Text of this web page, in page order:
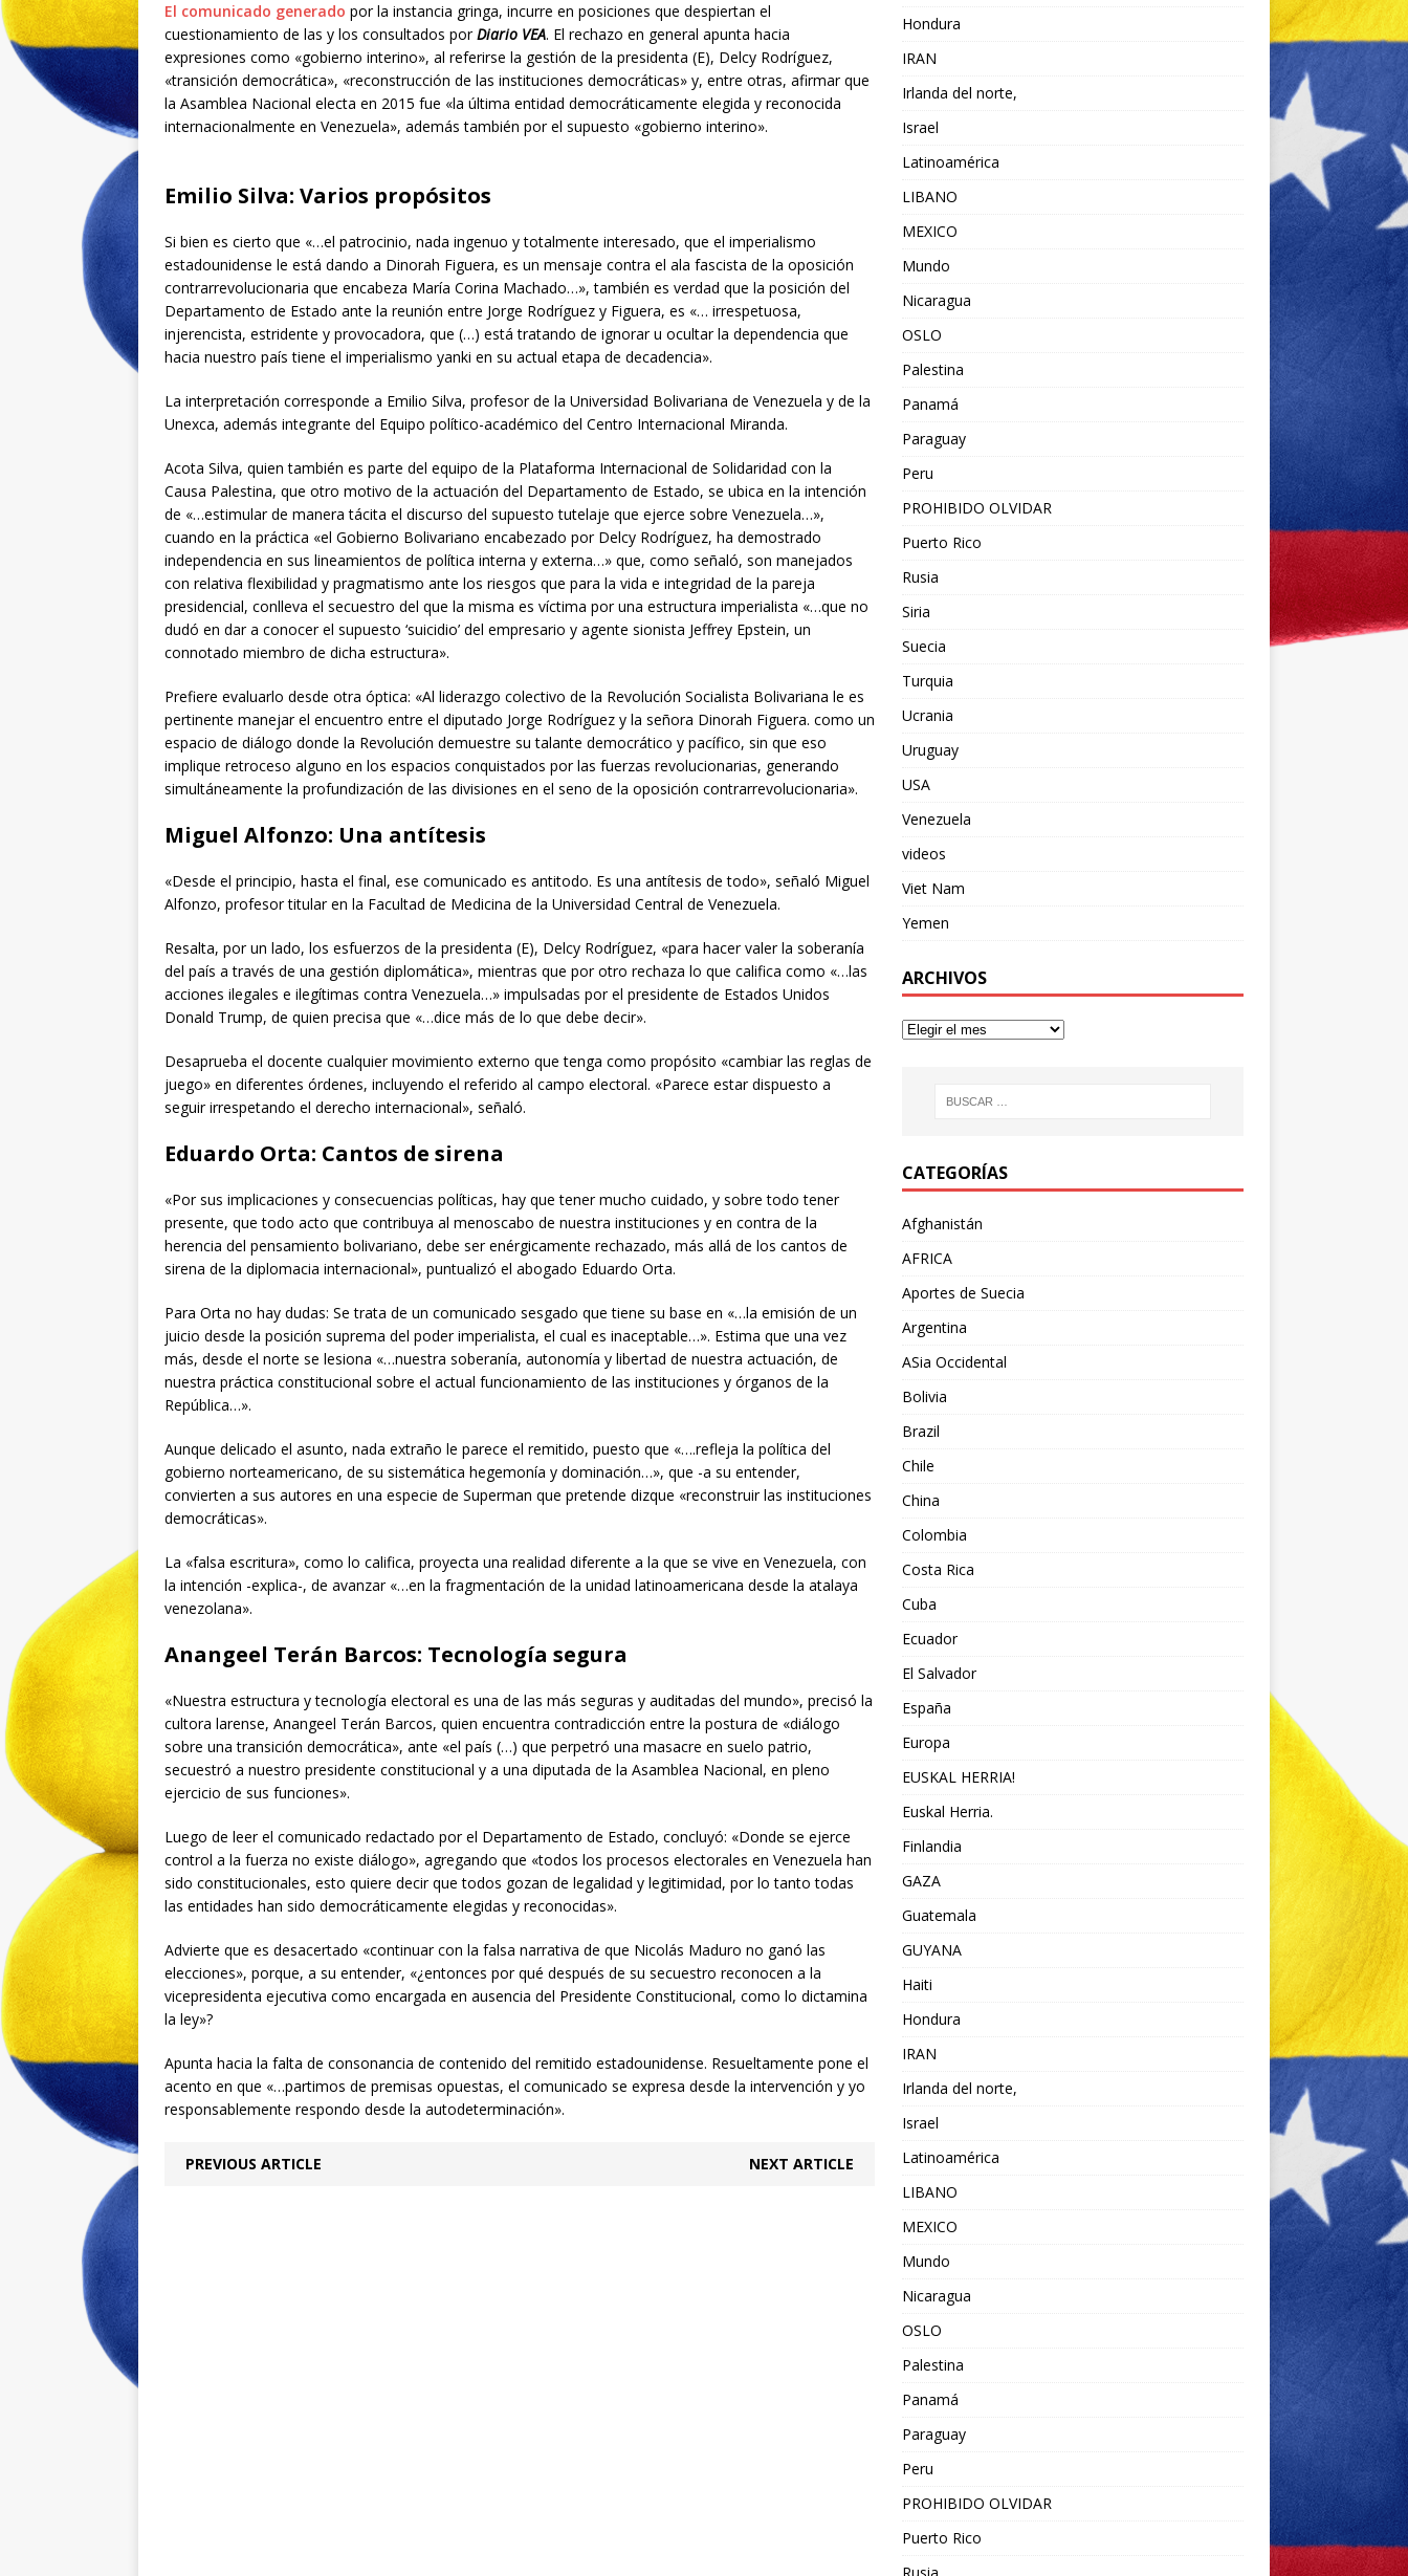
El comunicado generado por la instancia gringa, incurre en posiciones que despiertan el
cuestionamiento de las y los consultados porDiario VEA. El rechazo en general apunta hacia
expresiones como «gobierno interino», al referirse la gestión de la presidenta (E), Delcy Rodríguez,
«transición democrática», «reconstrucción de las instituciones democráticas» y, entre otras, afirmar que
la Asamblea Nacional electa en 2015 fue «la última entidad democráticamente elegida y reconocida
internacionalmente en Venezuela», además también por el supuesto «gobierno interino».
Emilio Silva: Varios propósitos
Si bien es cierto que «…el patrocinio, nada ingenuo y totalmente interesado, que el imperialismo
estadounidense le está dando a Dinorah Figuera, es un mensaje contra el ala fascista de la oposición
contrarrevolucionaria que encabeza María Corina Machado…», también es verdad que la posición del
Departamento de Estado ante la reunión entre Jorge Rodríguez y Figuera, es «… irrespetuosa,
injerencista, estridente y provocadora, que (…) está tratando de ignorar u ocultar la dependencia que
hacia nuestro país tiene el imperialismo yanki en su actual etapa de decadencia».
La interpretación corresponde a Emilio Silva, profesor de la Universidad Bolivariana de Venezuela y de la
Unexca, además integrante del Equipo político-académico del Centro Internacional Miranda.
Acota Silva, quien también es parte del equipo de la Plataforma Internacional de Solidaridad con la
Causa Palestina, que otro motivo de la actuación del Departamento de Estado, se ubica en la intención
de «…estimular de manera tácita el discurso del supuesto tutelaje que ejerce sobre Venezuela…»,
cuando en la práctica «el Gobierno Bolivariano encabezado por Delcy Rodríguez, ha demostrado
independencia en sus lineamientos de política interna y externa…» que, como señaló, son manejados
con relativa flexibilidad y pragmatismo ante los riesgos que para la vida e integridad de la pareja
presidencial, conlleva el secuestro del que la misma es víctima por una estructura imperialista «…que no
dudó en dar a conocer el supuesto ‘suicidio’ del empresario y agente sionista Jeffrey Epstein, un
connotado miembro de dicha estructura».
Prefiere evaluarlo desde otra óptica: «Al liderazgo colectivo de la Revolución Socialista Bolivariana le es
pertinente manejar el encuentro entre el diputado Jorge Rodríguez y la señora Dinorah Figuera. como un
espacio de diálogo donde la Revolución demuestre su talante democrático y pacífico, sin que eso
implique retroceso alguno en los espacios conquistados por las fuerzas revolucionarias, generando
simultáneamente la profundización de las divisiones en el seno de la oposición contrarrevolucionaria».
Miguel Alfonzo: Una antítesis
«Desde el principio, hasta el final, ese comunicado es antitodo. Es una antítesis de todo», señaló Miguel
Alfonzo, profesor titular en la Facultad de Medicina de la Universidad Central de Venezuela.
Resalta, por un lado, los esfuerzos de la presidenta (E), Delcy Rodríguez, «para hacer valer la soberanía
del país a través de una gestión diplomática», mientras que por otro rechaza lo que califica como «…las
acciones ilegales e ilegítimas contra Venezuela…» impulsadas por el presidente de Estados Unidos
Donald Trump, de quien precisa que «…dice más de lo que debe decir».
Desaprueba el docente cualquier movimiento externo que tenga como propósito «cambiar las reglas de
juego» en diferentes órdenes, incluyendo el referido al campo electoral. «Parece estar dispuesto a
seguir irrespetando el derecho internacional», señaló.
Eduardo Orta: Cantos de sirena
«Por sus implicaciones y consecuencias políticas, hay que tener mucho cuidado, y sobre todo tener
presente, que todo acto que contribuya al menoscabo de nuestra instituciones y en contra de la
herencia del pensamiento bolivariano, debe ser enérgicamente rechazado, más allá de los cantos de
sirena de la diplomacia internacional», puntualizó el abogado Eduardo Orta.
Para Orta no hay dudas: Se trata de un comunicado sesgado que tiene su base en «…la emisión de un
juicio desde la posición suprema del poder imperialista, el cual es inaceptable…». Estima que una vez
más, desde el norte se lesiona «…nuestra soberanía, autonomía y libertad de nuestra actuación, de
nuestra práctica constitucional sobre el actual funcionamiento de las instituciones y órganos de la
República…».
Aunque delicado el asunto, nada extraño le parece el remitido, puesto que «….refleja la política del
gobierno norteamericano, de su sistemática hegemonía y dominación…», que -a su entender,
convierten a sus autores en una especie de Superman que pretende dizque «reconstruir las instituciones
democráticas».
La «falsa escritura», como lo califica, proyecta una realidad diferente a la que se vive en Venezuela, con
la intención -explica-, de avanzar «…en la fragmentación de la unidad latinoamericana desde la atalaya
venezolana».
Anangeel Terán Barcos: Tecnología segura
«Nuestra estructura y tecnología electoral es una de las más seguras y auditadas del mundo», precisó la
cultora larense, Anangeel Terán Barcos, quien encuentra contradicción entre la postura de «diálogo
sobre una transición democrática», ante «el país (…) que perpetró una masacre en suelo patrio,
secuestró a nuestro presidente constitucional y a una diputada de la Asamblea Nacional, en pleno
ejercicio de sus funciones».
Luego de leer el comunicado redactado por el Departamento de Estado, concluyó: «Donde se ejerce
control a la fuerza no existe diálogo», agregando que «todos los procesos electorales en Venezuela han
sido constitucionales, esto quiere decir que todos gozan de legalidad y legitimidad, por lo tanto todas
las entidades han sido democráticamente elegidas y reconocidas».
Advierte que es desacertado «continuar con la falsa narrativa de que Nicolás Maduro no ganó las
elecciones», porque, a su entender, «¿entonces por qué después de su secuestro reconocen a la
vicepresidenta ejecutiva como encargada en ausencia del Presidente Constitucional, como lo dictamina
la ley»?
Apunta hacia la falta de consonancia de contenido del remitido estadounidense. Resueltamente pone el
acento en que «…partimos de premisas opuestas, el comunicado se expresa desde la intervención y yo
responsablemente respondo desde la autodeterminación».
PREVIOUS ARTICLE NEXT ARTICLE
Hondura
IRAN
Irlanda del norte,
Israel
Latinoamérica
LIBANO
MEXICO
Mundo
Nicaragua
OSLO
Palestina
Panamá
Paraguay
Peru
PROHIBIDO OLVIDAR
Puerto Rico
Rusia
Siria
Suecia
Turquia
Ucrania
Uruguay
USA
Venezuela
videos
Viet Nam
Yemen
ARCHIVOS
CATEGORÍAS
Afghanistán
AFRICA
Aportes de Suecia
Argentina
ASia Occidental
Bolivia
Brazil
Chile
China
Colombia
Costa Rica
Cuba
Ecuador
El Salvador
España
Europa
EUSKAL HERRIA!
Euskal Herria.
Finlandia
GAZA
Guatemala
GUYANA
Haiti
Hondura
IRAN
Irlanda del norte,
Israel
Latinoamérica
LIBANO
MEXICO
Mundo
Nicaragua
OSLO
Palestina
Panamá
Paraguay
Peru
PROHIBIDO OLVIDAR
Puerto Rico